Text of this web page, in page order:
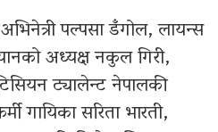
अभिनेत्री पल्पसा डँगोल, लायन्स
अध्यक्ष नकुल गिरी,
ट्यालेन्ट नेपालकी
गायिका सरिता भारती,